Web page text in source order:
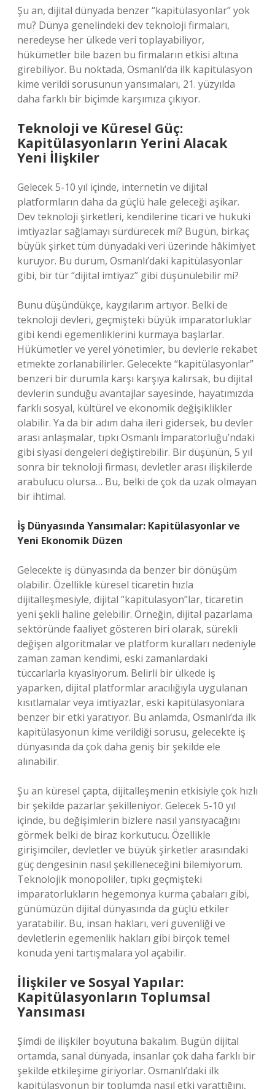
Şu an, dijital dünyada benzer “kapitülasyonlar” yok
mu? Dünya genelindeki dev teknoloji firmaları,
neredeyse her ülkede veri toplayabiliyor,
hükümetler bile bazen bu firmaların etkisi altına
girebiliyor. Bu noktada, Osmanlı’da ilk kapitülasyon
kime verildi sorusunun yansımaları, 21. yüzyılda
daha farklı bir biçimde karşımıza çıkıyor.
Teknoloji ve Küresel Güç:
Kapitülasyonların Yerini Alacak
Yeni İlişkiler
Gelecek 5-10 yıl içinde, internetin ve dijital
platformların daha da güçlü hale geleceği aşikar.
Dev teknoloji şirketleri, kendilerine ticari ve hukuki
imtiyazlar sağlamayı sürdürecek mi? Bugün, birkaç
büyük şirket tüm dünyadaki veri üzerinde hâkimiyet
kuruyor. Bu durum, Osmanlı’daki kapitülasyonlar
gibi, bir tür “dijital imtiyaz” gibi düşünülebilir mi?
Bunu düşündükçe, kaygılarım artıyor. Belki de
teknoloji devleri, geçmişteki büyük imparatorluklar
gibi kendi egemenliklerini kurmaya başlarlar.
Hükümetler ve yerel yönetimler, bu devlerle rekabet
etmekte zorlanabilirler. Gelecekte “kapitülasyonlar”
benzeri bir durumla karşı karşıya kalırsak, bu dijital
devlerin sunduğu avantajlar sayesinde, hayatımızda
farklı sosyal, kültürel ve ekonomik değişiklikler
olabilir. Ya da bir adım daha ileri gidersek, bu devler
arası anlaşmalar, tıpkı Osmanlı İmparatorluğu’ndaki
gibi siyasi dengeleri değiştirebilir. Bir düşünün, 5 yıl
sonra bir teknoloji firması, devletler arası ilişkilerde
arabulucu olursa… Bu, belki de çok da uzak olmayan
bir ihtimal.
İş Dünyasında Yansımalar: Kapitülasyonlar ve
Yeni Ekonomik Düzen
Gelecekte iş dünyasında da benzer bir dönüşüm
olabilir. Özellikle küresel ticaretin hızla
dijitalleşmesiyle, dijital “kapitülasyon”lar, ticaretin
yeni şekli haline gelebilir. Örneğin, dijital pazarlama
sektöründe faaliyet gösteren biri olarak, sürekli
değişen algoritmalar ve platform kuralları nedeniyle
zaman zaman kendimi, eski zamanlardaki
tüccarlarla kıyaslıyorum. Belirli bir ülkede iş
yaparken, dijital platformlar aracılığıyla uygulanan
kısıtlamalar veya imtiyazlar, eski kapitülasyonlara
benzer bir etki yaratıyor. Bu anlamda, Osmanlı’da ilk
kapitülasyonun kime verildiği sorusu, gelecekte iş
dünyasında da çok daha geniş bir şekilde ele
alınabilir.
Şu an küresel çapta, dijitalleşmenin etkisiyle çok hızlı
bir şekilde pazarlar şekilleniyor. Gelecek 5-10 yıl
içinde, bu değişimlerin bizlere nasıl yansıyacağını
görmek belki de biraz korkutucu. Özellikle
girişimciler, devletler ve büyük şirketler arasındaki
güç dengesinin nasıl şekilleneceğini bilemiyorum.
Teknolojik monopoliler, tıpkı geçmişteki
imparatorlukların hegemonya kurma çabaları gibi,
günümüzün dijital dünyasında da güçlü etkiler
yaratabilir. Bu, insan hakları, veri güvenliği ve
devletlerin egemenlik hakları gibi birçok temel
konuda yeni tartışmalara yol açabilir.
İlişkiler ve Sosyal Yapılar:
Kapitülasyonların Toplumsal
Yansıması
Şimdi de ilişkiler boyutuna bakalım. Bugün dijital
ortamda, sanal dünyada, insanlar çok daha farklı bir
şekilde etkileşime giriyorlar. Osmanlı’daki ilk
kapitülasyonun bir toplumda nasıl etki yarattığını,